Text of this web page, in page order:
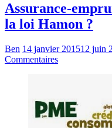
Assurance-
la loi Hamon ?
Ben 14 janvier 201512 juin
Commentaires